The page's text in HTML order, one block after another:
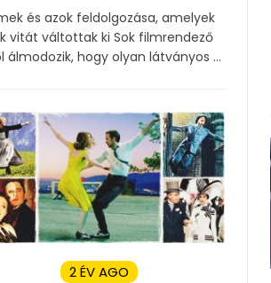
és azok feldolgozása, amelyek
vitát váltottak ki Sok filmrendező
álmodozik, hogy olyan látványos ...
2 ÉV AGO